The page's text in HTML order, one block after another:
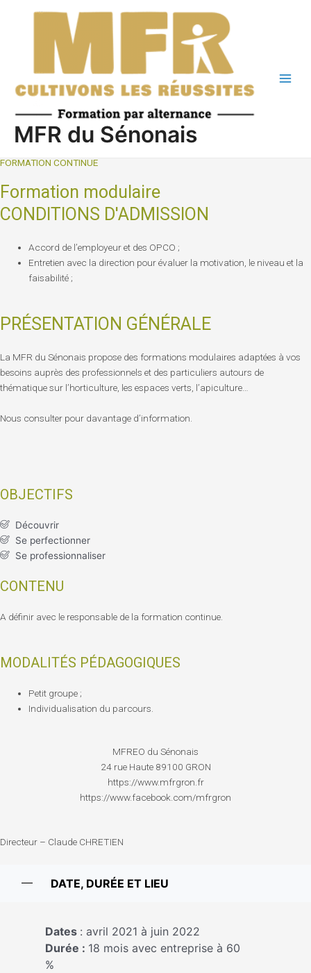
MFR du Sénonais
FORMATION CONTINUE
Formation modulaire
CONDITIONS D'ADMISSION
Accord de l’employeur et des OPCO ;
Entretien avec la direction pour évaluer la motivation, le niveau et la
faisabilité ;
PRÉSENTATION GÉNÉRALE
La MFR du Sénonais propose des formations modulaires adaptées à vos
besoins auprès des professionnels et des particuliers autours de
thématique sur l’horticulture, les espaces verts, l’apiculture…
Nous consulter pour davantage d’information.
OBJECTIFS
Découvrir
Se perfectionner
Se professionnaliser
CONTENU
A définir avec le responsable de la formation continue.
MODALITÉS PÉDAGOGIQUES
Petit groupe ;
Individualisation du parcours.
MFREO du Sénonais
24 rue Haute 89100 GRON
https://www.mfrgron.fr
https://www.facebook.com/mfrgron
Directeur – Claude CHRETIEN
DATE, DURÉE ET LIEU
Dates : avril 2021 à juin 2022
Durée : 18 mois avec entreprise à 60
%